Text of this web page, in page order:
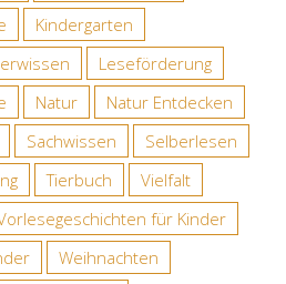
Kindergarten
Leseförderung
Natur
Natur Entdecken
Sachwissen
Selberlesen
Tierbuch
Vielfalt
für Kinder
Weihnachten